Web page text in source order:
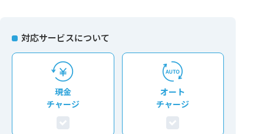
対応サービスについて
現⾦
チャージ
オート
チャージ